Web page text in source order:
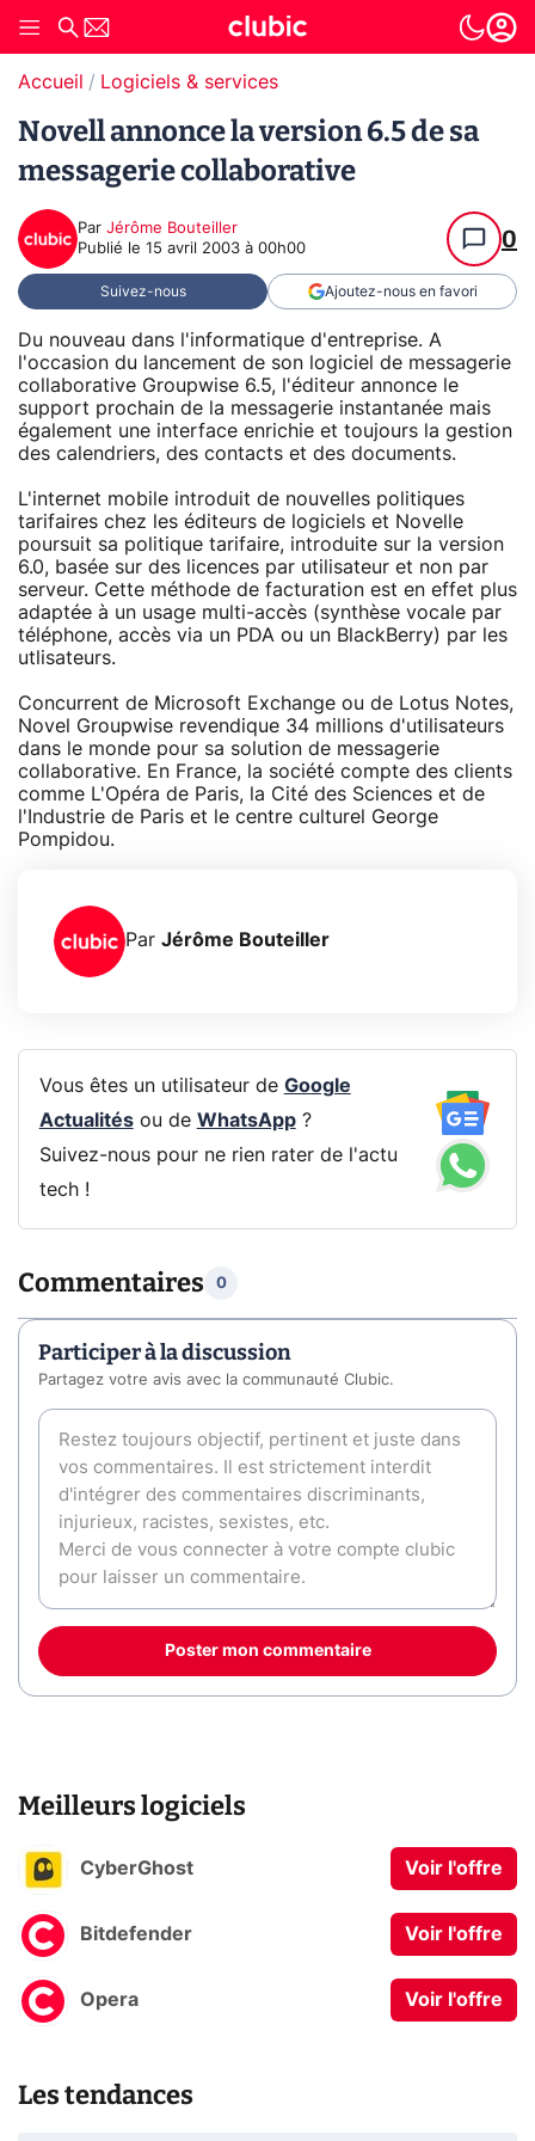
Accueil Logiciels & services
Novell annonce la version 6.5 de sa
messagerie collaborative
Par Jérôme Bouteiller
Publié le 15 avril 2003 à 00h00 0
Suivez-nous Ajoutez-nous en favori
Du nouveau dans l'informatique d'entreprise. A
l'occasion du lancement de son logiciel de messagerie
collaborative Groupwise 6.5, l'éditeur annonce le
support prochain de la messagerie instantanée mais
également une interface enrichie et toujours la gestion
des calendriers, des contacts et des documents.
L'internet mobile introduit de nouvelles politiques
tarifaires chez les éditeurs de logiciels et Novelle
poursuit sa politique tarifaire, introduite sur la version
6.0, basée sur des licences par utilisateur et non par
serveur. Cette méthode de facturation est en effet plus
adaptée à un usage multi-accès (synthèse vocale par
téléphone, accès via un PDA ou un BlackBerry) par les
utlisateurs.
Concurrent de Microsoft Exchange ou de Lotus Notes,
Novel Groupwise revendique 34 millions d'utilisateurs
dans le monde pour sa solution de messagerie
collaborative. En France, la société compte des clients
comme L'Opéra de Paris, la Cité des Sciences et de
l'Industrie de Paris et le centre culturel George
Pompidou.
Par Jérôme Bouteiller
Vous êtes un utilisateur de Google
Actualitésou de WhatsApp?
Suivez-nous pour ne rien rater de l'actu
tech !
Commentaires 0
Participer à la discussion
Partagez votre avis avec la communauté Clubic.
Poster mon commentaire
Meilleurs logiciels
CyberGhost Voir l'offre
Bitdefender Voir l'offre
Opera Voir l'offre
Les tendances